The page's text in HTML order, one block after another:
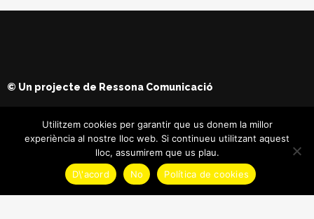
© Un projecte de Ressona Comunicació
Utilitzem cookies per garantir que us donem la millor
experiència al nostre lloc web. Si continueu utilitzant aquest
lloc, assumirem que us plau.
D\'acord
No Política de cookies